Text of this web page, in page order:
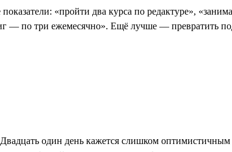
«пройти два курса по редактуре»,
— по три ежемесячно». Ещё лучше — превратить
один день кажется слишком